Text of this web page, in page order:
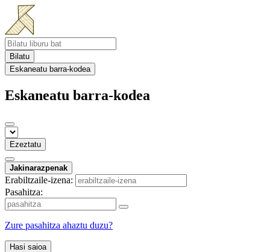
Bilatu
Eskaneatu barra-kodea
Eskaneatu barra-kodea
Ezeztatu
Jakinarazpenak
Erabiltzaile-izena:
Pasahitza:
Zure pasahitza ahaztu duzu?
Hasi saioa